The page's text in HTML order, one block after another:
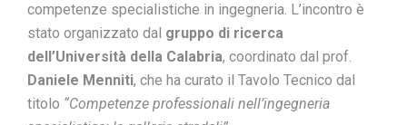
competenze specialistiche in ingegneria. L’incontro è
stato organizzato dal gruppo di ricerca
dell’Università della Calabria, coordinato dal prof.
Daniele Menniti, che ha curato il Tavolo Tecnico dal
titolo “Competenze professionali nell’ingegneria